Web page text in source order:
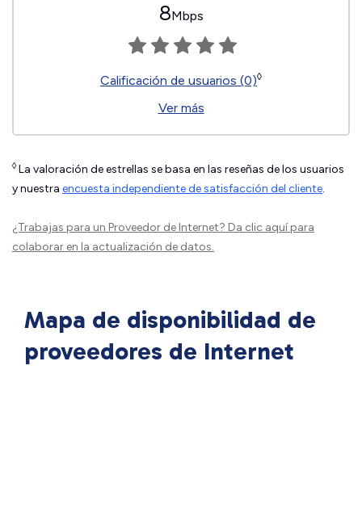
8Mbps
Calificación de usuarios (0)◊
Ver más
◊ La valoración de estrellas se basa en las reseñas de los usuarios
y nuestra encuesta independiente de satisfacción del cliente.
¿Trabajas para un Proveedor de Internet? Da clic aquípara
colaborar en la actualización de datos.
Mapa de disponibilidad de
proveedores de Internet